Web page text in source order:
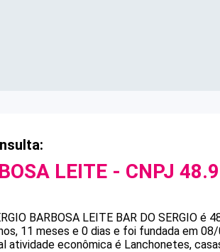
LEITE - CNPJ
BARBOSA LEITE BAR DO SERGIO é
11 meses e 0 dias e foi fundada em
atividade econômica é Lanchonetes,